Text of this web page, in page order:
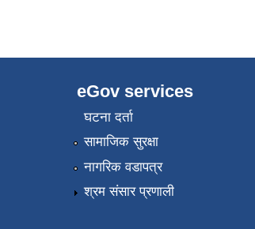
eGov services
घटना दर्ता
सामाजिक सुरक्षा
नागरिक वडापत्र
श्रम संसार प्रणाली